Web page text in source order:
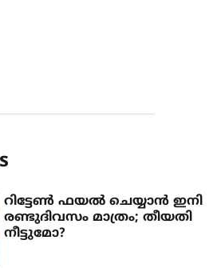
റിട്ടേണ്‍ ഫയല്‍ ചെയ്യാന്‍ ഇനി
രണ്ടുദിവസം മാത്രം; തീയതി
നീട്ടുമോ?